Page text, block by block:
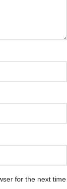
for the next time